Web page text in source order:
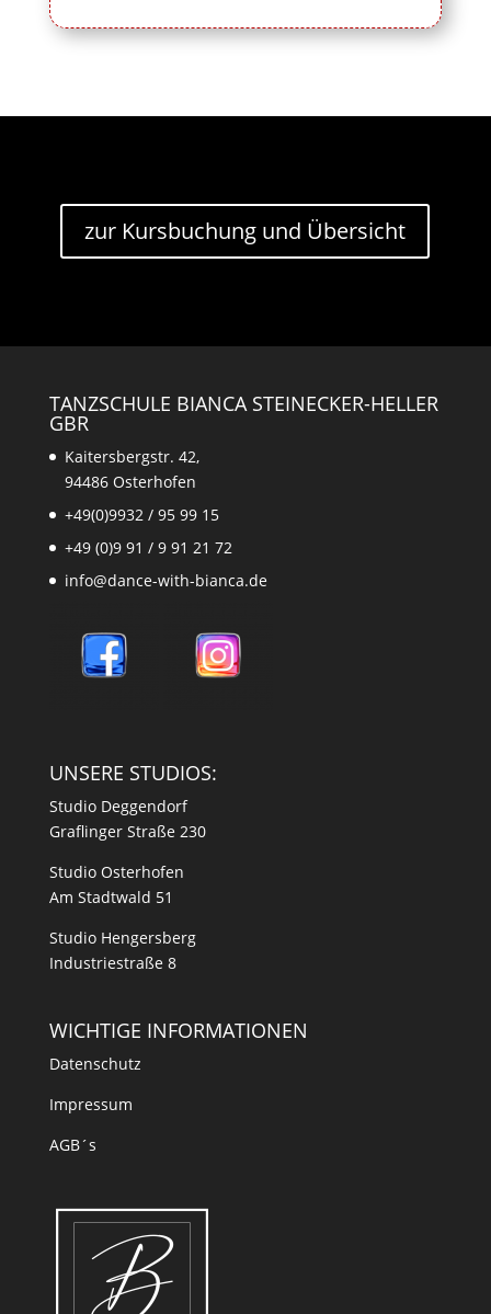
zur Kursbuchung und Übersicht
TANZSCHULE BIANCA STEINECKER-HELLER
GBR
Kaitersbergstr. 42,
94486 Osterhofen
+49(0)9932 / 95 99 15
+49 (0)9 91 / 9 91 21 72
info@dance-with-bianca.de
UNSERE STUDIOS:
Studio Deggendorf
Graflinger Straße 230
Studio Osterhofen
Am Stadtwald 51
Studio Hengersberg
Industriestraße 8
WICHTIGE INFORMATIONEN
Datenschutz
Impressum
AGB´s